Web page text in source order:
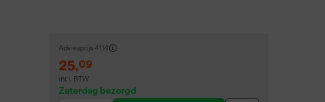
Adviesprijs 41,14
25,09
incl. BTW
Zaterdag bezorgd